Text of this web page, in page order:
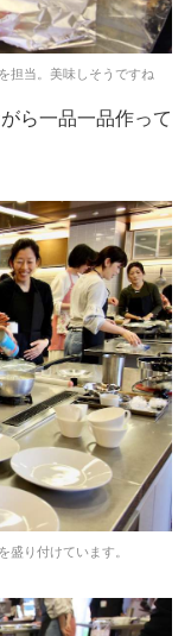
担当。美味しそうですね
ら一品一品作って
盛り付けています。